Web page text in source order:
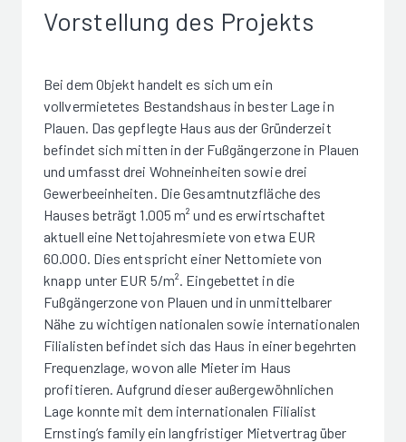
Vorstellung des Projekts
Bei dem Objekt handelt es sich um ein
vollvermietetes Bestandshaus in bester Lage in
Plauen. Das gepflegte Haus aus der Gründerzeit
befindet sich mitten in der Fußgängerzone in Plauen
und umfasst drei Wohneinheiten sowie drei
Gewerbeeinheiten. Die Gesamtnutzfläche des
Hauses beträgt 1.005 m² und es erwirtschaftet
aktuell eine Nettojahresmiete von etwa EUR
60.000. Dies entspricht einer Nettomiete von
knapp unter EUR 5/m². Eingebettet in die
Fußgängerzone von Plauen und in unmittelbarer
Nähe zu wichtigen nationalen sowie internationalen
Filialisten befindet sich das Haus in einer begehrten
Frequenzlage, wovon alle Mieter im Haus
profitieren. Aufgrund dieser außergewöhnlichen
Lage konnte mit dem internationalen Filialist
Ernsting’s family ein langfristiger Mietvertrag über